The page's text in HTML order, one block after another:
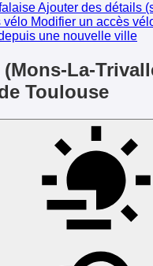
Ajouter des détails
vélo Modifier un accès
une nouvelle ville
La-
Toulouse